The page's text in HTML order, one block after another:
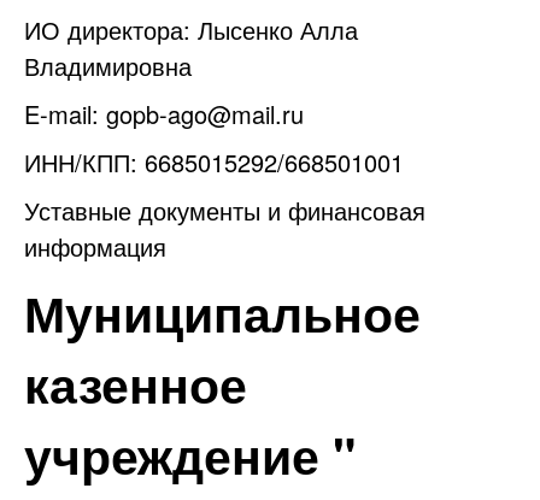
ИО директора: Лысенко Алла
Владимировна
E-mail: gopb-ago@mail.ru
ИНН/КПП: 6685015292/668501001
Уставные документы и финансовая
информация
Муниципальное
казенное
учреждение "